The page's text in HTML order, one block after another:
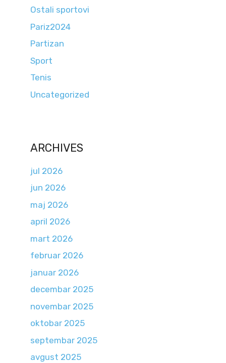
Ostali sportovi
Pariz2024
Partizan
Sport
Tenis
Uncategorized
ARCHIVES
jul 2026
jun 2026
maj 2026
april 2026
mart 2026
februar 2026
januar 2026
decembar 2025
novembar 2025
oktobar 2025
septembar 2025
avgust 2025